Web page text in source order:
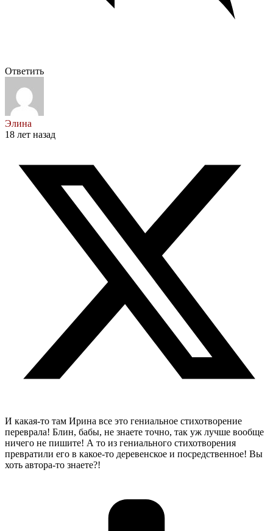
Ответить
Элина
18 лет назад
И какая-то там Ирина все это гениальное стихотворение
переврала! Блин, бабы, не знаете точно, так уж лучше вообще
ничего не пишите! А то из гениального стихотворения
превратили его в какое-то деревенское и посредственное! Вы
хоть автора-то знаете?!